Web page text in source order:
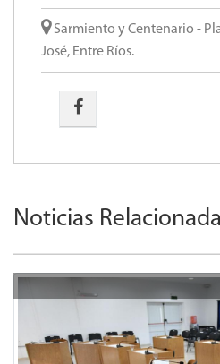
Sarmiento y Centenario -
José, Entre Ríos.
Noticias